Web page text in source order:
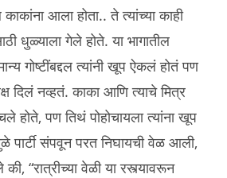
आला होता.. ते त्यांच्या काही
धुळ्याला गेले होते. या भागातील
गोष्टींबद्दल त्यांनी खूप ऐकलं होतं पण
दिलं नव्हतं. काका आणि त्याचे मित्र
होते, पण तिथं पोहोचायला त्यांना खूप
पार्टी संपवून परत निघायची वेळ आली,
की, “रात्रीच्या वेळी या रस्त्यावरून